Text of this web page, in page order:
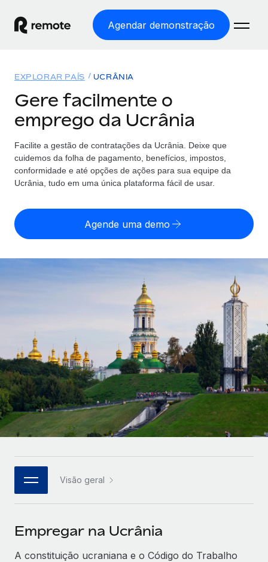
Agendar demonstração
EMPREGO GLOBAL
Processamento Salarial
Processamento salarial fácil e em conformidade
Employer of Record
entidades
Perguntar a um especialista
Obtenha apoio especializado em RH e
conformidade globais
Soluções
COBERTURA GLOBAL
Explorador de países
Encontra apoio para emprego global por país
Comparar a Remote
Veja como nos comparamos com os outros
TORNE-SE NOSSO PARCEIRO
Parceiros tecnológicos estratégicos
Integre os RH globais na sua plataforma de forma
CASE STUDIES
Preçário
English
Español
Italiano
Português (Portugal)
日本語
한국어
中文（简体）
Início de sessão
EXPLORAR PAÍS UCRÂNIA
Gere facilmente o
emprego da Ucrânia
Facilite a gestão de contratações da Ucrânia. Deixe que
cuidemos da folha de pagamento, benefícios, impostos,
conformidade e até opções de ações para sua equipe da
Ucrânia, tudo em uma única plataforma fácil de usar.
Agende uma demo
Visão geral
Empregar na Ucrânia
A constituição ucraniana e o Código do Trabalho